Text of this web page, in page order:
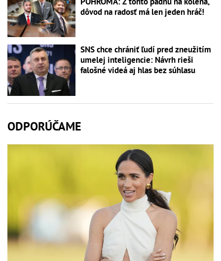
dôvod na radosť má len jeden hráč!
SNS chce chrániť ľudí pred zneužitím
umelej inteligencie: Návrh rieši
falošné videá aj hlas bez súhlasu
ODPORÚČAME